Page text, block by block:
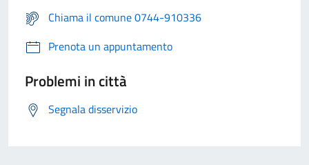
Chiama il comune 0744-910336
Prenota un appuntamento
Problemi in città
Segnala disservizio